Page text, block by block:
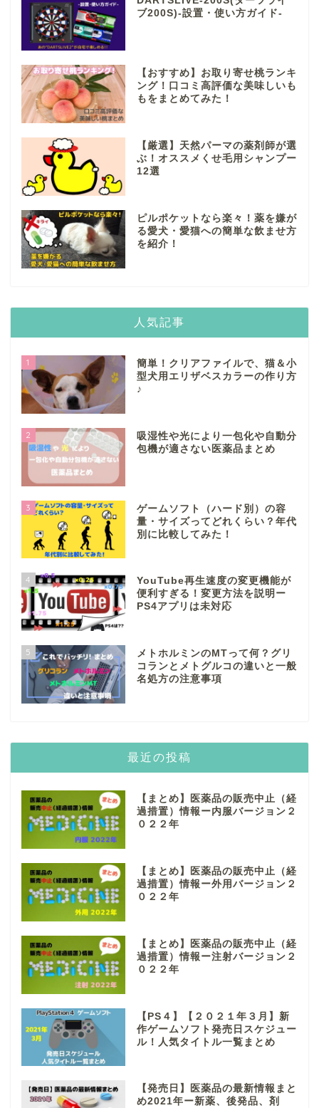
ブ200S)-設置・使い方ガイド-
【おすすめ】お取り寄せ桃ランキ
ング！口コミ高評価な美味しいも
もをまとめてみた！
【厳選】天然パーマの薬剤師が選
ぶ！オススメくせ毛用シャンプー
12選
ピルポケットなら楽々！薬を嫌が
る愛犬・愛猫への簡単な飲ませ方
を紹介！
人気記事
1
簡単！クリアファイルで、猫＆小
型犬用エリザベスカラーの作り方
♪
2
吸湿性や光により一包化や自動分
包機が適さない医薬品まとめ
3
ゲームソフト（ハード別）の容
量・サイズってどれくらい？年代
別に比較してみた！
4
YouTube再生速度の変更機能が
便利すぎる！変更方法を説明ー
PS4アプリは未対応
5
メトホルミンのMTって何？グリ
コランとメトグルコの違いと一般
名処方の注意事項
最近の投稿
【まとめ】医薬品の販売中止（経
過措置）情報ー内服バージョン２
０２２年
【まとめ】医薬品の販売中止（経
過措置）情報ー外用バージョン２
０２２年
【まとめ】医薬品の販売中止（経
過措置）情報ー注射バージョン２
０２２年
【PS４】【２０２１年３月】新
作ゲームソフト発売日スケジュー
ル！人気タイトル一覧まとめ
【発売日】医薬品の最新情報まと
め2021年ー新薬、後発品、剤